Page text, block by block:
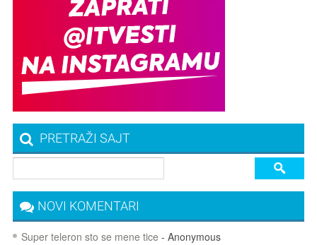
PRETRAŽI SAJT
NOVI KOMENTARI
Super teleron sto se mene tice - Anonymous